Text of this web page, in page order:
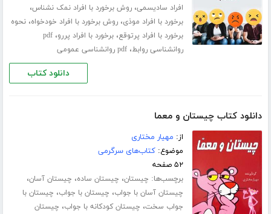
افراد سادیسمی،روش برخورد با افراد نمک نشناس،
برخورد با افراد موذی،روش برخورد با افراد خودخواه،نحوه
برخورد با افراد پرتوقع،برخورد با افراد پررو،pdf
روانشناسی روابط،pdf روانشناسی عمومی
دانلود کتاب
دانلود کتاب چیستان و معما
از: مهیار مختاری
موضوع:کتاب‌های سرگرمی
۵۲ صفحه
برچسب‌ها: چیستان، چیستان ساده، چیستان آسان،
چیستان آسان با جواب، چیستان با جواب، چیستان با
جواب سخت، چیستان کودکانه با جواب، چیستان